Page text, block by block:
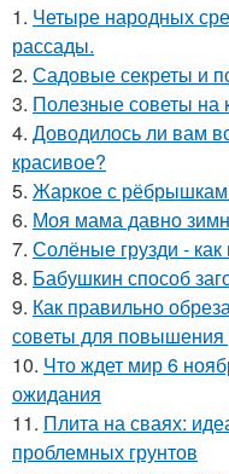
1. Четыре народных
рассады.
2. Садовые секреты и
3. Полезные советы на
4. Доводилось ли вам
красивое?
5. Жаркое с
6. Моя мама давно
7. Солёные грузди - как
8. Бабушкин способ
9. Как правильно
советы для повышения
10. Что ждет мир 6
ожидания
11. Плита на сваях:
проблемных грунтов